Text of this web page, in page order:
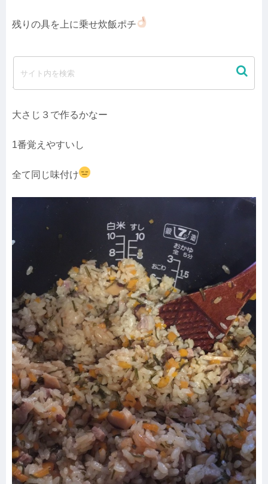
残りの具を上に乗せ炊飯ポチ
大さじ３で作るかなー
1番覚えやすいし
全て同じ味付け